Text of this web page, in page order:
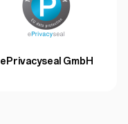
ePrivacyseal GmbH